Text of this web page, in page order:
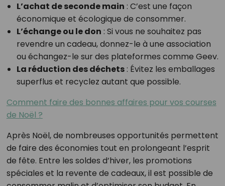
L’achat de seconde main : C’est une façon
économique et écologique de consommer.
L’échange ou le don : Si vous ne souhaitez pas
revendre un cadeau, donnez-le à une association
ou échangez-le sur des plateformes comme Geev.
La réduction des déchets: Évitez les emballages
superflus et recyclez autant que possible.
Comment faire des bonnes affaires pour vos courses
de Noël ?
Après Noël, de nombreuses opportunités permettent
de faire des économies tout en prolongeant l’esprit
de fête. Entre les soldes d’hiver, les promotions
spéciales et la revente de cadeaux, il est possible de